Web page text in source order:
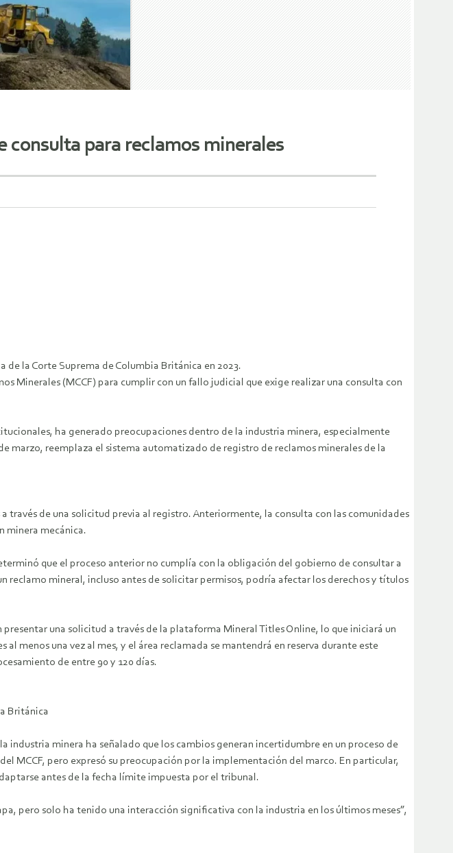
consulta para reclamos minerales
de la Corte Suprema de Columbia Británica en 2023.
Minerales (MCCF) para cumplir con un fallo judicial que exige realizar una consulta con
ha generado preocupaciones dentro de la industria minera, especialmente
marzo, reemplaza el sistema automatizado de registro de reclamos minerales de la
través de una solicitud previa al registro. Anteriormente, la consulta con las comunidades
minera mecánica.
que el proceso anterior no cumplía con la obligación del gobierno de consultar a
reclamo mineral, incluso antes de solicitar permisos, podría afectar los derechos y títulos
una solicitud a través de la plataforma Mineral Titles Online, lo que iniciará un
menos una vez al mes, y el área reclamada se mantendrá en reserva durante este
de entre 90 y 120 días.
Británica
industria minera ha señalado que los cambios generan incertidumbre en un proceso de
MCCF, pero expresó su preocupación por la implementación del marco. En particular,
antes de la fecha límite impuesta por el tribunal.
pero solo ha tenido una interacción significativa con la industria en los últimos meses”,